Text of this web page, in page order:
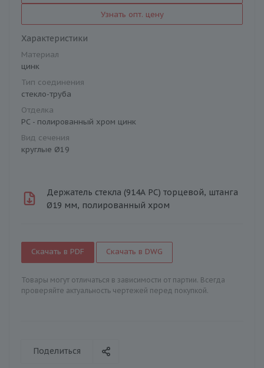
Узнать опт. цену
Характеристики
Материал
цинк
Тип соединения
стекло-труба
Отделка
PC - полированный хром цинк
Вид сечения
круглые Ø19
Держатель стекла (914А PC) торцевой, штанга
Ø19 мм, полированный хром
Скачать в PDF Скачать в DWG
Товары могут отличаться в зависимости от партии. Всегда
проверяйте актуальность чертежей перед покупкой.
Поделиться